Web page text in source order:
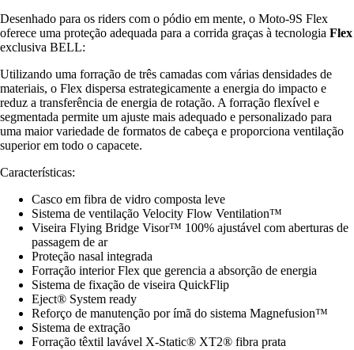
Desenhado para os riders com o pódio em mente, o Moto-9S Flex
oferece uma proteção adequada para a corrida graças à tecnologia Flex
exclusiva BELL:
Utilizando uma forração de três camadas com várias densidades de
materiais, o Flex dispersa estrategicamente a energia do impacto e
reduz a transferência de energia de rotação. A forração flexível e
segmentada permite um ajuste mais adequado e personalizado para
uma maior variedade de formatos de cabeça e proporciona ventilação
superior em todo o capacete.
Características:
Casco em fibra de vidro composta leve
Sistema de ventilação Velocity Flow Ventilation™
Viseira Flying Bridge Visor™ 100% ajustável com aberturas de
passagem de ar
Proteção nasal integrada
Forração interior Flex que gerencia a absorção de energia
Sistema de fixação de viseira QuickFlip
Eject® System ready
Reforço de manutenção por ímã do sistema Magnefusion™
Sistema de extração
Forração têxtil lavável X-Static® XT2® fibra prata